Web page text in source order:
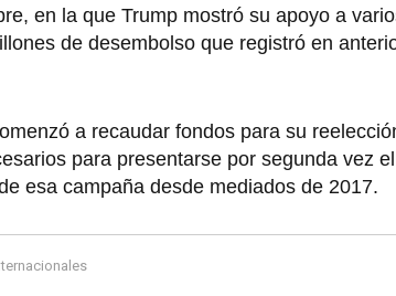
en la que Trump mostró su apoyo a
de desembolso que registró en
a recaudar fondos para su
para presentarse por segunda vez
esa campaña desde mediados de 2017.